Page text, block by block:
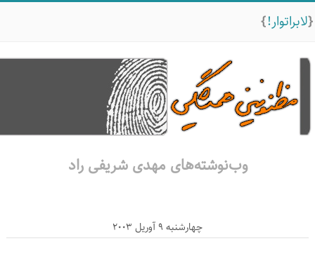
لابراتوار!
وب‌نوشته‌های مهدی شریفی راد
چهارشنبه 9 آوریل 2003